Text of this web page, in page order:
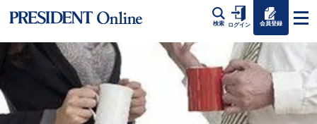
検索 ログイン 会員登録